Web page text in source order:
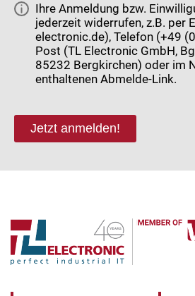
Ihre Anmeldung bzw.
jederzeit widerrufen, z.B. per
electronic.de), Telefon (+49
Post (TL Electronic GmbH,
85232 Bergkirchen) oder im
enthaltenen Abmelde-Link.
Jetzt anmelden!